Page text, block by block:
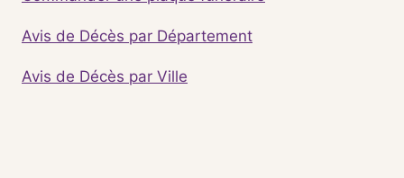
Avis de Décès par Département
Avis de Décès par Ville